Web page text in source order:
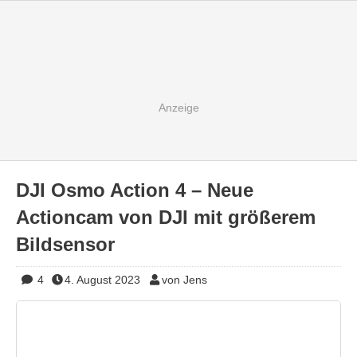
DJI Osmo Action 4 – Neue
Actioncam von DJI mit größerem
Bildsensor
4 4. August 2023 von Jens